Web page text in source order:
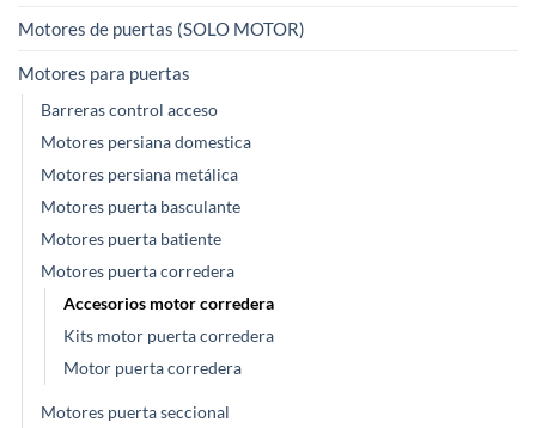
Motores de puertas (SOLO MOTOR)
Motores para puertas
Barreras control acceso
Motores persiana domestica
Motores persiana metálica
Motores puerta basculante
Motores puerta batiente
Motores puerta corredera
Accesorios motor corredera
Kits motor puerta corredera
Motor puerta corredera
Motores puerta seccional